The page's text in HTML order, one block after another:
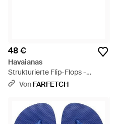
48 €
Havaianas
Strukturierte Flip-Flops -
Orange
Von FARFETCH